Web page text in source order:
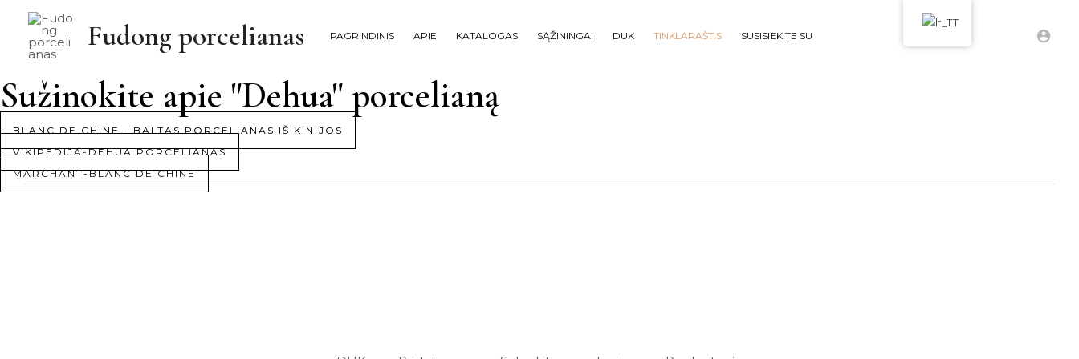
Pereiti
turinio
Fudong porcelianas PAGRINDINIS APIE KATALOGAS SĄŽININGAI DUK TINKLARAŠTIS SUSISIEKITE SU
Sužinokite apie "Dehua" porcelianą
BLANC DE CHINE - BALTAS PORCELIANAS IŠ KINIJOS
VIKIPEDIJA-DEHUA PORCELIANAS
MARCHANT-BLANC DE CHINE
LT